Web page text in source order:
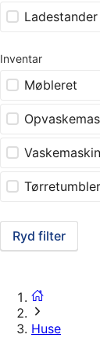
Ladestander
Inventar
Møbleret
Tørretumbler
Ryd filter
Huse